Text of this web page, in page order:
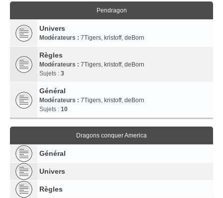
Pendragon
Univers
Modérateurs : 7Tigers, kristoff, deBorn
Règles
Modérateurs : 7Tigers, kristoff, deBorn
Sujets : 3
Général
Modérateurs : 7Tigers, kristoff, deBorn
Sujets : 10
Dragons conquer America
Général
Univers
Règles